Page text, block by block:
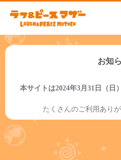
お知
本サイトは2024年3月31日（日
たくさんのご利用あり